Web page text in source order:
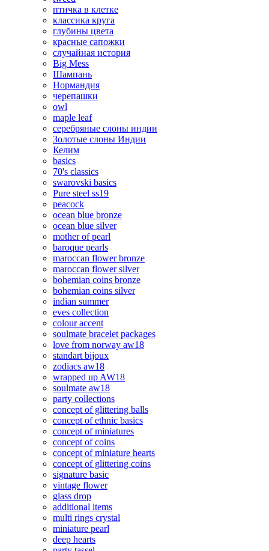
птичка в клетке
классика круга
глубины цвета
красные сапожки
случайная история
Big Mess
Шампань
Нормандия
черепашки
owl
maple leaf
серебряные слоны индии
Золотые слоны Индии
Келим
basics
70's classics
swarovski basics
Pure steel ss19
peacock
ocean blue bronze
ocean blue silver
mother of pearl
baroque pearls
maroccan flower bronze
maroccan flower silver
bohemian coins bronze
bohemian coins silver
indian summer
eves collection
colour accent
soulmate bracelet packages
love from norway aw18
standart bijoux
zodiacs aw18
wrapped up AW18
soulmate aw18
party collections
concept of glittering balls
concept of ethnic basics
concept of miniatures
concept of coins
concept of miniature hearts
concept of glittering coins
signature basic
vintage flower
glass drop
additional items
multi rings crystal
miniature pearl
deep hearts